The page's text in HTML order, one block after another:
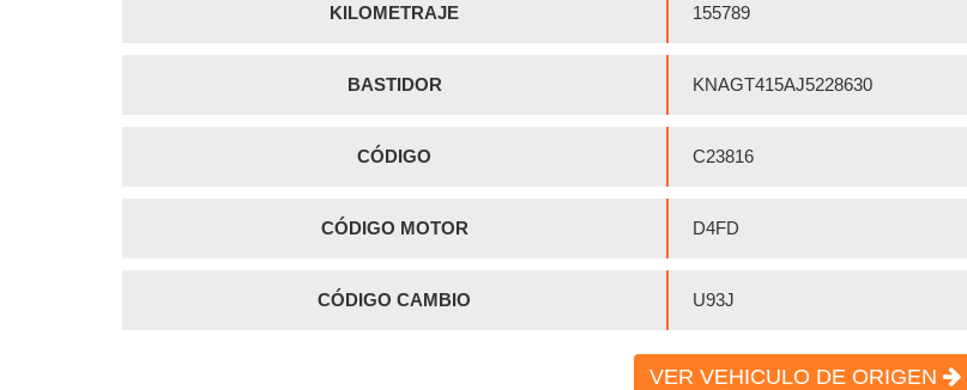
KILOMETRAJE 155789
BASTIDOR KNAGT415AJ5228630
CÓDIGO C23816
CÓDIGO MOTOR D4FD
CÓDIGO CAMBIO U93J
VER VEHICULO DE ORIGEN